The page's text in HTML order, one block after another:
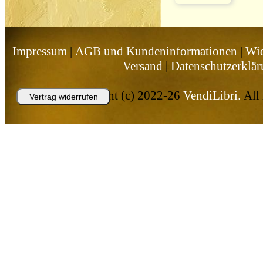
Impressum | AGB und Kundeninformationen |
Versand|
Copyright (c) 2022-26 VendiLibri. All
Vertrag widerrufen